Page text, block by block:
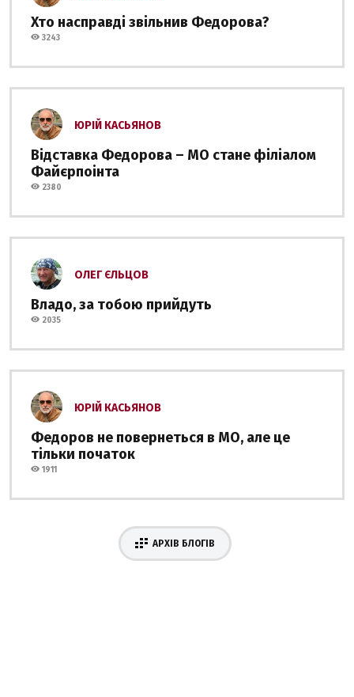
Хто насправді звільнив Федорова?
3243
ЮРІЙ КАСЬЯНОВ
Відставка Федорова – МО стане філіалом
Файєрпоінта
2380
ОЛЕГ ЄЛЬЦОВ
Владо, за тобою прийдуть
2035
ЮРІЙ КАСЬЯНОВ
Федоров не повернеться в МО, але це
тільки початок
1911
АРХІВ БЛОГІВ